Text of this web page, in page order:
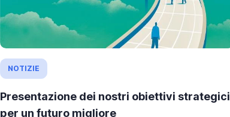
NOTIZIE
Presentazione dei nostri obiettivi strategici
per un futuro migliore